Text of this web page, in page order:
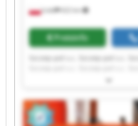
Łódź 622 km
Preisinfo
Szczep-pol s.c. Szczep-pol s.c.
Szczep-pol s.c. Szczep-pol s.c.
Szczep-pol s.c. Szczep-pol s.c.
Szczep-pol s.c. Szczep-pol s.c.